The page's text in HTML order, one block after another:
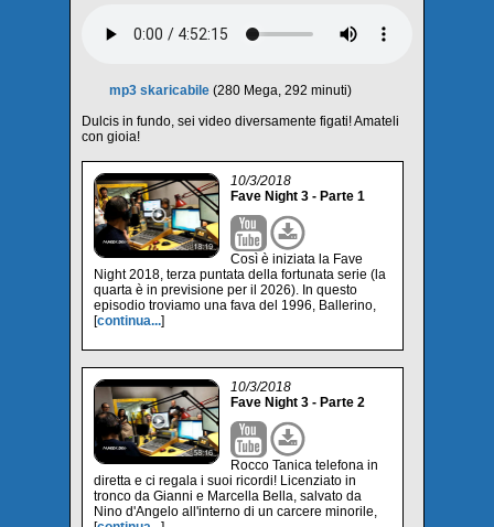
mp3 skaricabile (280 Mega, 292 minuti)
Dulcis in fundo, sei video diversamente figati! Amateli
con gioia!
10/3/2018
Fave Night 3 - Parte 1
Così è iniziata la Fave
Night 2018, terza puntata della fortunata serie (la
quarta è in previsione per il 2026). In questo
episodio troviamo una fava del 1996, Ballerino,
[continua...]
10/3/2018
Fave Night 3 - Parte 2
Rocco Tanica telefona in
diretta e ci regala i suoi ricordi! Licenziato in
tronco da Gianni e Marcella Bella, salvato da
Nino d'Angelo all'interno di un carcere minorile,